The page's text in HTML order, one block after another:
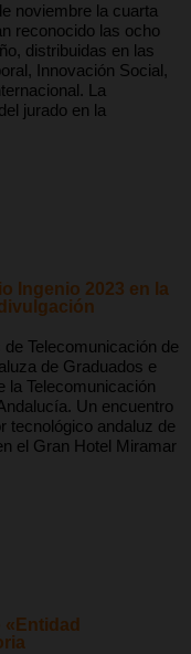
noviembre la cuarta
reconocido las ocho
distribuidas en las
Innovación Social,
La
jurado en la
Ingenio 2023 en la
Telecomunicación de
de Graduados e
la Telecomunicación
Un encuentro
tecnológico andaluz de
el Gran Hotel Miramar